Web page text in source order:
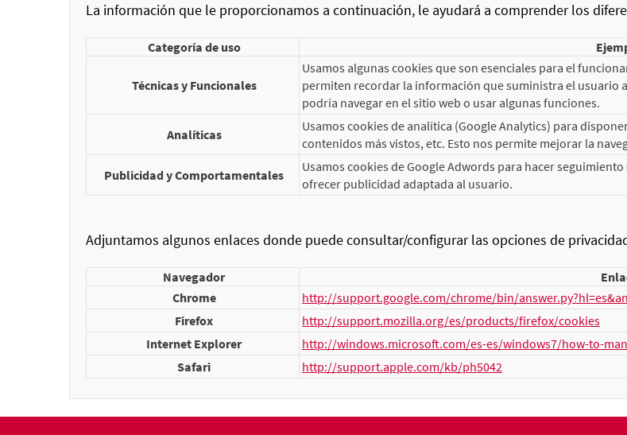
La información que le proporcionamos a continuación, le ayudará a comprender los
Categoría de uso
Técnicas y Funcionales
Usamos algunas cookies que son esenciales para el
permiten recordar la información que suministra el usuario
podría navegar en el sitio web o usar algunas funciones.
Analíticas
Usamos cookies de analítica (Google Analytics) para
contenidos más vistos, etc. Esto nos permite mejorar la
Publicidad y Comportamentales
Usamos cookies de Google Adwords para hacer
ofrecer publicidad adaptada al usuario.
Adjuntamos algunos enlaces donde puede consultar/configurar las opciones de
Navegador
Chrome
http://support.google.com/chrome/bin/
Firefox
http://support.mozilla.org/es/products/firefox/cookies
Internet Explorer
http://windows.microsoft.com/es-es/windows7/how-to-
Safari
http://support.apple.com/kb/ph5042